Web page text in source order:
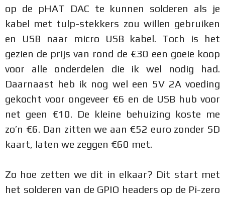
op de pHAT DAC te kunnen solderen als je
kabel met tulp-stekkers zou willen gebruiken
en USB naar micro USB kabel. Toch is het
gezien de prijs van rond de €30 een goeie koop
voor alle onderdelen die ik wel nodig had.
Daarnaast heb ik nog wel een 5V 2A voeding
gekocht voor ongeveer €6 en de USB hub voor
net geen €10. De kleine behuizing koste me
zo’n €6. Dan zitten we aan €52 euro zonder SD
kaart, laten we zeggen €60 met.
Zo hoe zetten we dit in elkaar? Dit start met
het solderen van de GPIO headers op de Pi-zero